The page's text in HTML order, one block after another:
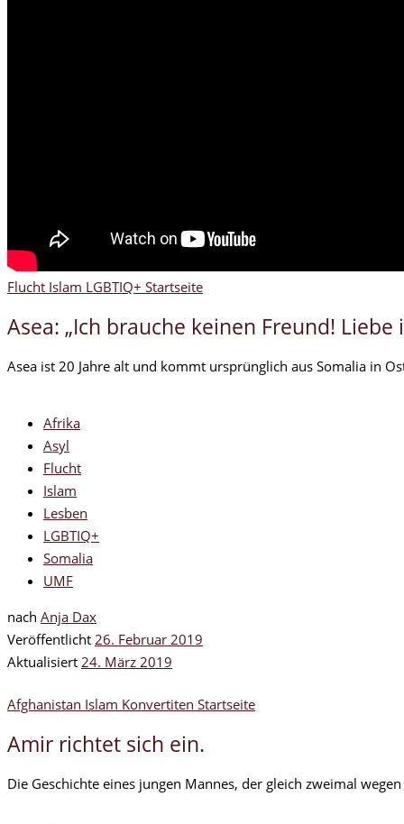
Flucht Islam LGBTIQ+ Startseite
Asea: „Ich brauche keinen Freund! Liebe
Asea ist 20 Jahre alt und kommt ursprünglich aus Somalia in
Afrika
Asyl
Flucht
Islam
Lesben
LGBTIQ+
Somalia
UMF
nach Anja Dax
Veröffentlicht 26. Februar 2019
Aktualisiert 24. März 2019
Afghanistan Islam Konvertiten Startseite
Amir richtet sich ein.
Die Geschichte eines jungen Mannes, der gleich zweimal